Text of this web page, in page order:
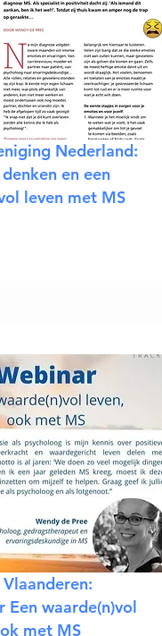
Nederland:
en een
leven met MS
Een waarde(n)vol
met MS